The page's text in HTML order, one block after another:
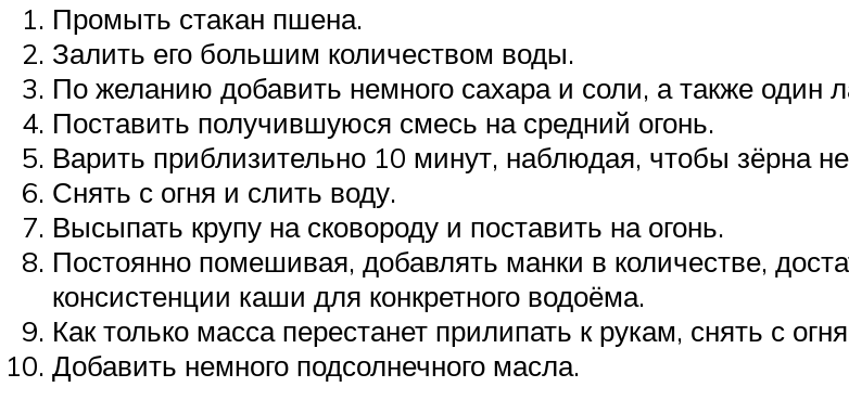
Промыть стакан пшена.
Залить его большим количеством воды.
По желанию добавить немного сахара и соли, а также один
Поставить получившуюся смесь на средний огонь.
Варить приблизительно 10 минут, наблюдая, чтобы зёрна
Снять с огня и слить воду.
Высыпать крупу на сковороду и поставить на огонь.
Постоянно помешивая, добавлять манки в количестве,
консистенции каши для конкретного водоёма.
Как только масса перестанет прилипать к рукам, снять с
Добавить немного подсолнечного масла.